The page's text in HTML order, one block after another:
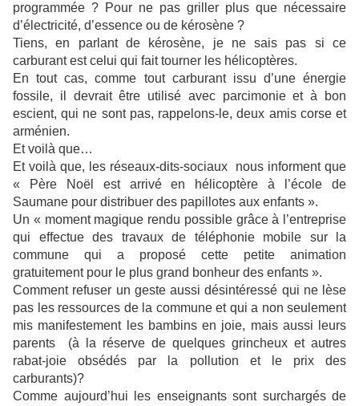
programmée ? Pour ne pas griller plus que nécessaire
d’électricité, d’essence ou de kérosène ?
Tiens, en parlant de kérosène, je ne sais pas si ce
carburant est celui qui fait tourner les hélicoptères.
En tout cas, comme tout carburant issu d’une énergie
fossile, il devrait être utilisé avec parcimonie et à bon
escient, qui ne sont pas, rappelons-le, deux amis corse et
arménien.
Et voilà que…
Et voilà que, les réseaux-dits-sociaux nous informent que
« Père Noël est arrivé en hélicoptère à l’école de
Saumane pour distribuer des papillotes aux enfants ».
Un « moment magique rendu possible grâce à l’entreprise
qui effectue des travaux de téléphonie mobile sur la
commune qui a proposé cette petite animation
gratuitement pour le plus grand bonheur des enfants ».
Comment refuser un geste aussi désintéressé qui ne lèse
pas les ressources de la commune et qui a non seulement
mis manifestement les bambins en joie, mais aussi leurs
parents (à la réserve de quelques grincheux et autres
rabat-joie obsédés par la pollution et le prix des
carburants)?
Comme aujourd’hui les enseignants sont surchargés de